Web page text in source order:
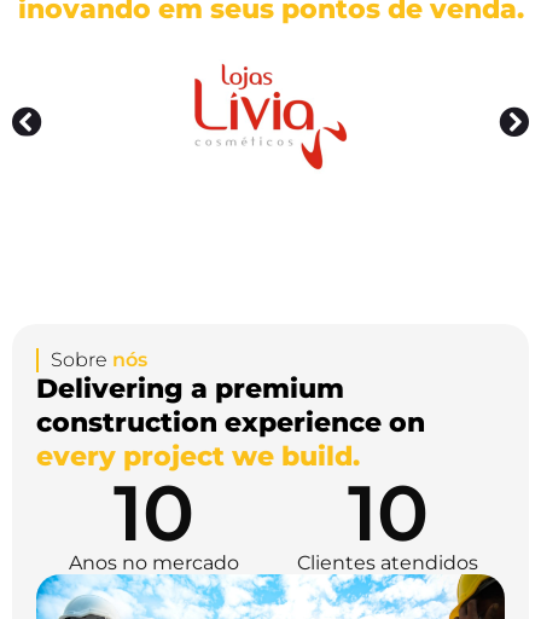
inovando em seus pontos de venda.
Sobre nós
Delivering a premium
construction experience on
every project we build.
Anos no mercado
10
Clientes atendidos
10